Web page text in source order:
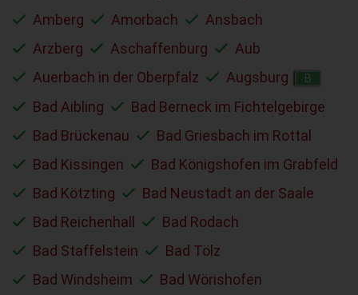
Amberg
Amorbach
Ansbach
Arzberg
Aschaffenburg
Aub
Auerbach in der Oberpfalz
Augsburg B
Bad Aibling
Bad Berneck im Fichtelgebirge
Bad Brückenau
Bad Griesbach im Rottal
Bad Kissingen
Bad Königshofen im Grabfeld
Bad Kötzting
Bad Neustadt an der Saale
Bad Reichenhall
Bad Rodach
Bad Staffelstein
Bad Tölz
Bad Windsheim
Bad Wörishofen